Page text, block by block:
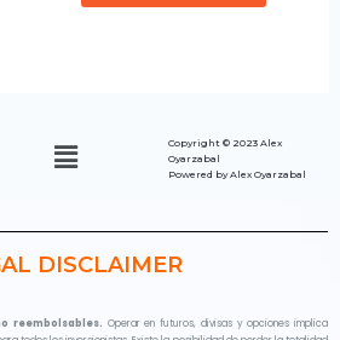
Copyright ©2023 Alex
Oyarzabal
Powered by Alex Oyarzabal
DISCLAIMER
reembolsables. Operar en futuros, divisas y opciones implica